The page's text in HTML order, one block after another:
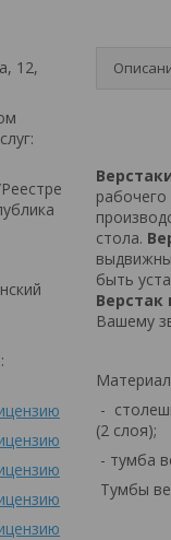
12,
стола.
быть
Верстак
Вашему
-
(2 слоя);
- тумба
Тумбы